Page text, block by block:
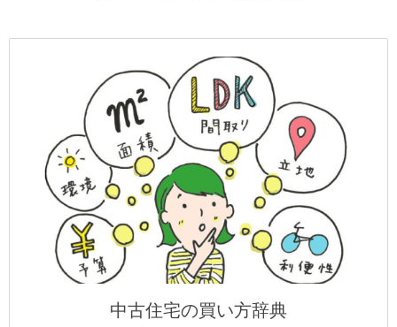
中古住宅の買い方辞典